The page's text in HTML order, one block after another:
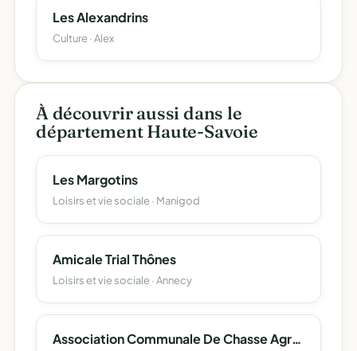
Les Alexandrins
Culture · Alex
À découvrir aussi dans le
département Haute-Savoie
Les Margotins
Loisirs et vie sociale · Manigod
Amicale Trial Thônes
Loisirs et vie sociale · Annecy
Association Communale De Chasse Agréée D'argonay